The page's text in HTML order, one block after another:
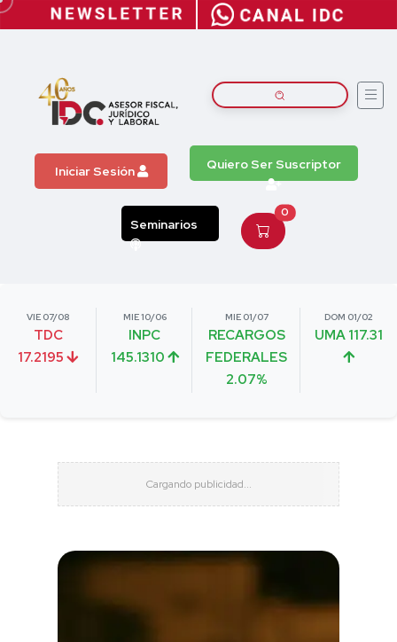
Iniciar Sesión Quiero Ser Suscriptor
Seminarios
0
VIE 07/08
TDC
17.2195
MIE 10/06
INPC
145.1310
MIE 01/07
RECARGOS
FEDERALES
2.07%
DOM 01/02
UMA 117.31